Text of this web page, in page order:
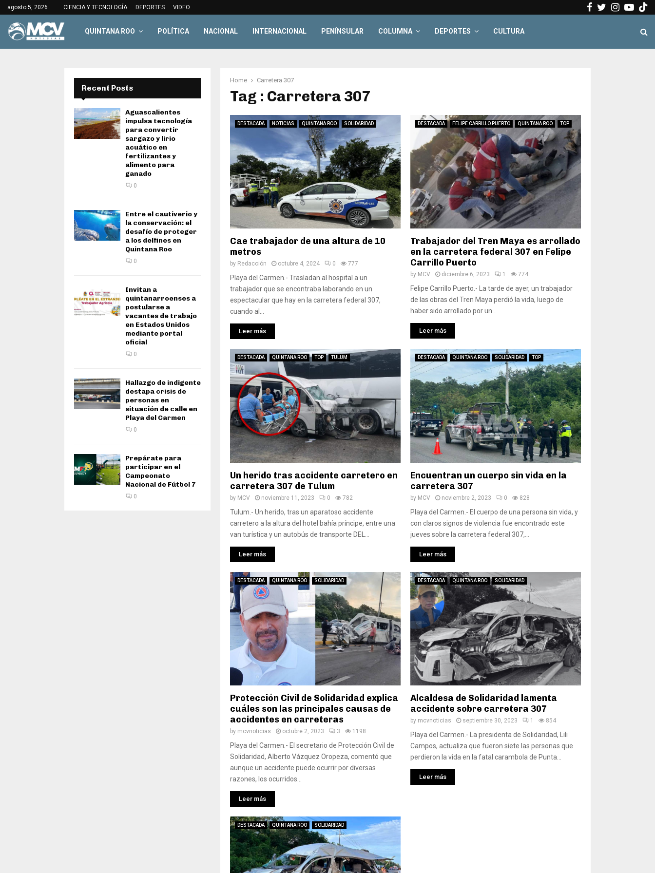
agosto 5, 2026 CIENCIA Y TECNOLOGÍA DEPORTES VIDEO Facebook
Twitter
QUINTANA ROO POLÍTICA NACIONAL INTERNACIONAL PENÍNSULAR COLUMNA DEPORTES CULTURA
Home Carretera 307
Tag : Carretera 307
DESTACADA NOTICIAS QUINTANA ROO SOLIDARIDAD
Cae trabajador de una altura de 10
metros
by Redacción octubre 4, 2024 0 777
Playa del Carmen.- Trasladan al hospital a un
trabajador que se encontraba laborando en un
espectacular que hay en la carretera federal 307,
cuando al...
Leer más
DESTACADA FELIPE CARRILLO PUERTO QUINTANA ROO TOP
Trabajador del Tren Maya es arrollado
en la carretera federal 307 en Felipe
Carrillo Puerto
by MCV diciembre 6, 2023 1 774
Felipe Carrillo Puerto.- La tarde de ayer, un trabajador
de las obras del Tren Maya perdió la vida, luego de
haber sido arrollado por un...
Leer más
DESTACADA QUINTANA ROO TOP TULUM
Un herido tras accidente carretero en
carretera 307 de Tulum
by MCV noviembre 11, 2023 0 782
Tulum.- Un herido, tras un aparatoso accidente
carretero a la altura del hotel bahía príncipe, entre una
van turística y un autobús de transporte DEL...
Leer más
DESTACADA QUINTANA ROO SOLIDARIDAD TOP
Encuentran un cuerpo sin vida en la
carretera 307
by MCV noviembre 2, 2023 0 828
Playa del Carmen.- El cuerpo de una persona sin vida, y
con claros signos de violencia fue encontrado este
jueves sobre la carretera federal 307,...
Leer más
DESTACADA QUINTANA ROO SOLIDARIDAD
Protección Civil de Solidaridad explica
cuáles son las principales causas de
accidentes en carreteras
by mcvnoticias octubre 2, 2023 3 1198
Playa del Carmen.- El secretario de Protección Civil de
Solidaridad, Alberto Vázquez Oropeza, comentó que
aunque un accidente puede ocurrir por diversas
razones, los ocurridos...
Leer más
DESTACADA QUINTANA ROO SOLIDARIDAD
Alcaldesa de Solidaridad lamenta
accidente sobre carretera 307
by mcvnoticias septiembre 30, 2023 1 854
Playa del Carmen.- La presidenta de Solidaridad, Lili
Campos, actualiza que fueron siete las personas que
perdieron la vida en la fatal carambola de Punta...
Leer más
DESTACADA QUINTANA ROO SOLIDARIDAD
Recent Posts
Aguascalientes
impulsa tecnología
para convertir
sargazo y lirio
acuático en
fertilizantes y
alimento para
ganado
0
Entre el cautiverio y
la conservación: el
desafío de proteger
a los delfines en
Quintana Roo
0
Invitan a
quintanarroenses a
postularse a
vacantes de trabajo
en Estados Unidos
mediante portal
oficial
0
Hallazgo de indigente
destapa crisis de
personas en
situación de calle en
Playa del Carmen
0
Prepárate para
participar en el
Campeonato
Nacional de Fútbol 7
0